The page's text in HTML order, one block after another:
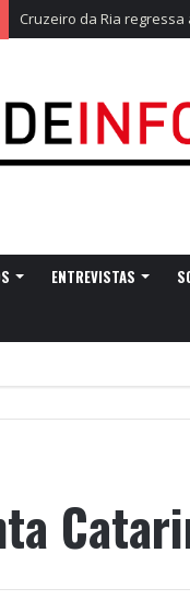
Cruzeiro da Ria regressa
ENTREVISTAS